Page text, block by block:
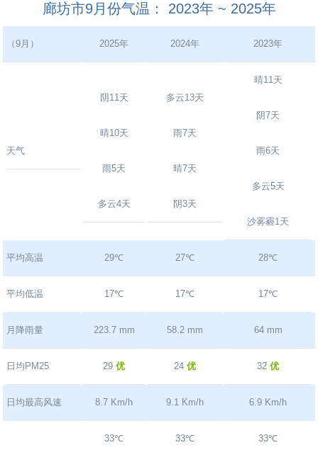
廊坊市9月份气温： 2023年 ~ 2025年
（9月） 2025年 2024年 2023年
天气
阴11天
晴10天
雨5天
多云4天
多云13天
雨7天
晴7天
阴3天
晴11天
阴7天
雨6天
多云5天
沙雾霾1天
平均高温 29℃ 27℃ 28℃
平均低温 17℃ 17℃ 17℃
月降雨量 223.7 mm 58.2 mm 64 mm
日均PM25 29优 24优 32优
日均最高风速 8.7 Km/h 9.1 Km/h 6.9 Km/h
33℃ 33℃ 33℃